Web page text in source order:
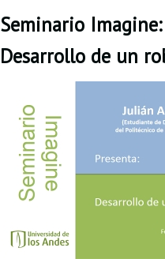
Seminario
Desarrollo de un